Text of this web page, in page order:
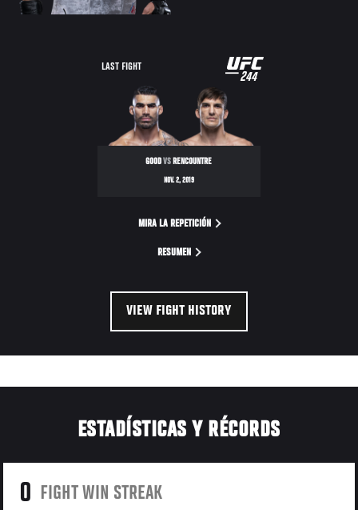
LAST FIGHT
UFC
244244
GOODVS RENCOUNTRE
NOV. 2, 2019
MIRA LA REPETICIÓN
RESUMEN
VIEW FIGHT HISTORY
ESTADÍSTICAS Y RÉCORDS
0 FIGHT WIN STREAK